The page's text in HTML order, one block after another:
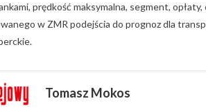
prędkość maksymalna, segment,
w ZMR podejścia do prognoz dla
Tomasz Mokos